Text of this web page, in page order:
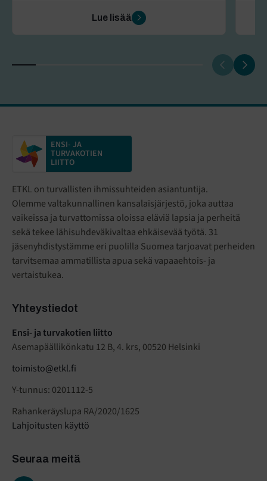
Lue lisää
ENSI- JA
TURVAKOTIEN
LIITTO
ETKL on turvallisten ihmissuhteiden asiantuntija.
Olemme valtakunnallinen kansalaisjärjestö, joka auttaa
vaikeissa ja turvattomissa oloissa eläviä lapsia ja perheitä
sekä tekee lähisuhdeväkivaltaa ehkäisevää työtä. 31
jäsenyhdistystämme eri puolilla Suomea tarjoavat perheiden
tarvitsemaa ammatillista apua sekä vapaaehtois- ja
vertaistukea.
Yhteystiedot
Ensi- ja turvakotien liitto
Asemapäällikönkatu 12 B, 4. krs, 00520 Helsinki
toimisto@etkl.fi
Y-tunnus: 0201112-5
Rahankeräyslupa RA/2020/1625
Lahjoitusten käyttö
Seuraa meitä